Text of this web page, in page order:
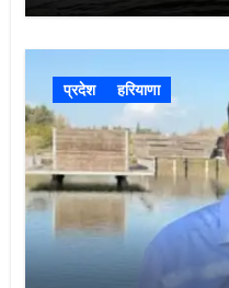
प्रदेश हरियाणा